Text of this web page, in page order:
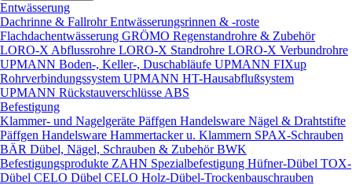
Entwässerung
Dachrinne & FallrohrEntwässerungsrinnen & -roste
Flachdachentwässerung GRÖMO Regenstandrohre & Zubehör
LORO-X Abflussrohre LORO-X Standrohre LORO-X Verbundrohre
UPMANN Boden-, Keller-, Duschabläufe UPMANN FIXup
Rohrverbindungssystem UPMANN HT-Hausabflußsystem
UPMANN Rückstauverschlüsse ABS
Befestigung
Klammer- und Nagelgeräte Päffgen Handelsware Nägel & Drahtstifte
Päffgen Handelsware Hammertacker u. Klammern SPAX-Schrauben
BÄR Dübel, Nägel, Schrauben & ZubehörBWK
Befestigungsprodukte ZAHN Spezialbefestigung Hüfner-Dübel TOX-
Dübel CELO Dübel CELO Holz-Dübel-Trockenbauschrauben